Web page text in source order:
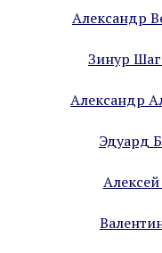
Александр
Зинур
Александр
Эдуард